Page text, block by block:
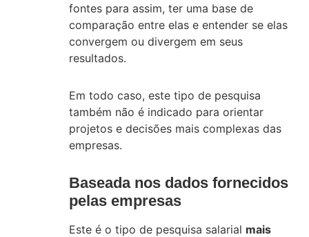
fontes para assim, ter uma base de
comparação entre elas e entender se elas
convergem ou divergem em seus
resultados.
Em todo caso, este tipo de pesquisa
também não é indicado para orientar
projetos e decisões mais complexas das
empresas.
Baseada nos dados fornecidos
pelas empresas
Este é o tipo de pesquisa salarial mais